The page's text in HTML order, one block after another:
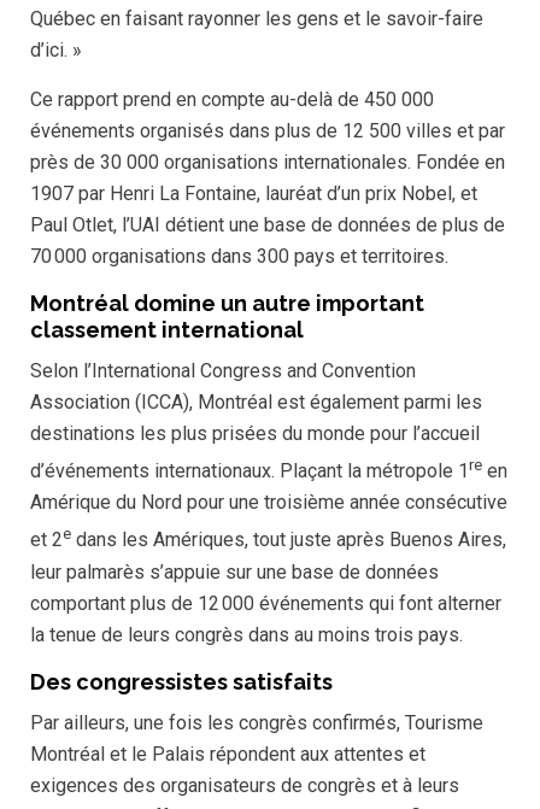
Québec en faisant rayonner les gens et le savoir-faire
d’ici. »
Ce rapport prend en compte au-delà de 450 000
événements organisés dans plus de 12 500 villes et par
près de 30 000 organisations internationales. Fondée en
1907 par Henri La Fontaine, lauréat d’un prix Nobel, et
Paul Otlet, l’UAI détient une base de données de plus de
70 000 organisations dans 300 pays et territoires.
Montréal domine un autre important
classement international
Selon l’International Congress and Convention
Association (ICCA), Montréal est également parmi les
destinations les plus prisées du monde pour l’accueil
d’événements internationaux. Plaçant la métropole 1 re en
Amérique du Nord pour une troisième année consécutive
et 2e dans les Amériques, tout juste après Buenos Aires,
leur palmarès s’appuie sur une base de données
comportant plus de 12 000 événements qui font alterner
la tenue de leurs congrès dans au moins trois pays.
Des congressistes satisfaits
Par ailleurs, une fois les congrès confirmés, Tourisme
Montréal et le Palais répondent aux attentes et
exigences des organisateurs de congrès et à leurs